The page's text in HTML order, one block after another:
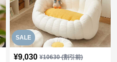
SALE
¥9,030 ¥10630(割引前)